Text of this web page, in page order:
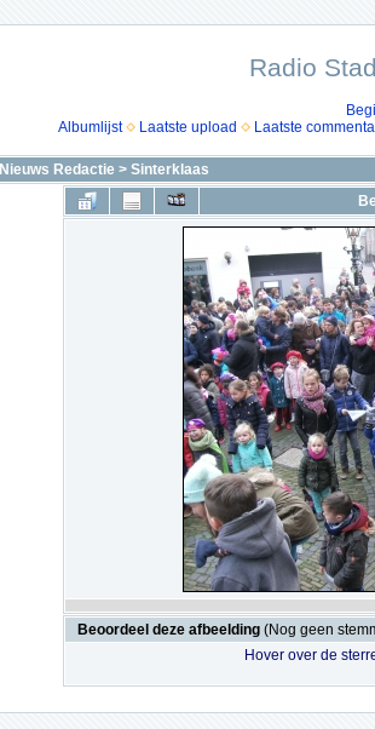
Radio
Albumlijst
Laatste upload Laatste
Nieuws Redactie > Sinterklaas
Beoordeel deze afbeelding (Nog geen
Hover over de